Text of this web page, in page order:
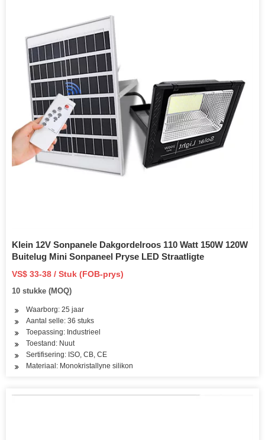
Klein 12V Sonpanele Dakgordelroos 110 Watt 150W 120W
Buitelug Mini Sonpaneel Pryse LED Straatligte
VS$ 33-38 / Stuk (FOB-prys)
10 stukke (MOQ)
Waarborg: 25 jaar
Aantal selle: 36 stuks
Toepassing: Industrieel
Toestand: Nuut
Sertifisering: ISO, CB, CE
Materiaal: Monokristallyne silikon